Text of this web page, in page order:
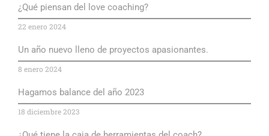
¿Qué piensan del love coaching?
22 enero 2024
Un año nuevo lleno de proyectos apasionantes.
8 enero 2024
Hagamos balance del año 2023
18 diciembre 2023